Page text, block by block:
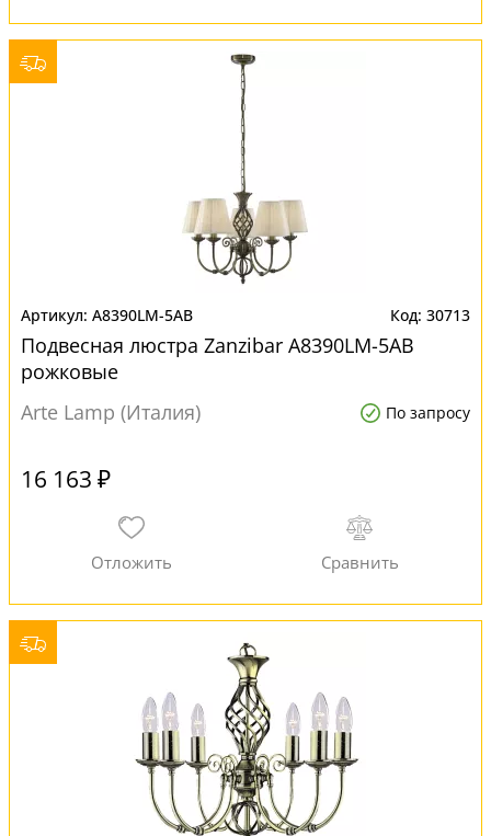
A8390LM-5AB 30713
Подвесная люстра Zanzibar A8390LM-5AB
рожковые
Arte Lamp (Италия)
По запросу
16 163 ₽